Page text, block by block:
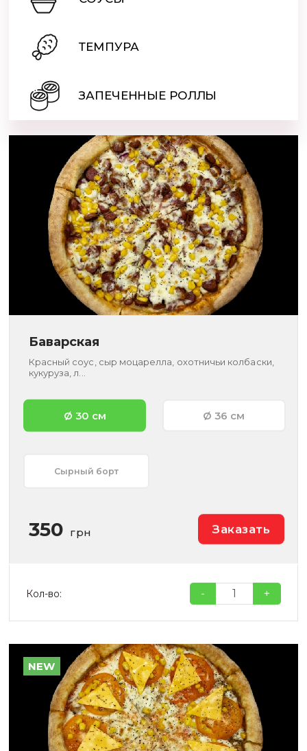
ТЕМПУРА
ЗАПЕЧЕННЫЕ РОЛЛЫ
Баварская
Красный соус, сыр моцарелла, охотничьи колбаски,
кукуруза, л...
Ø 30 см Ø 36 см
Сырный борт
350 грн Заказать
Кол-во: - +
NEW